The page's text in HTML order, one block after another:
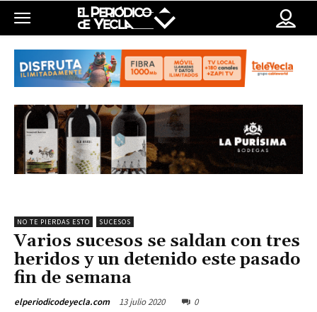
NO TE PIERDAS ESTO SUCESOS
Varios sucesos se saldan con tres
heridos y un detenido este pasado
fin de semana
elperiodicodeyecla.com 13 julio 2020 0